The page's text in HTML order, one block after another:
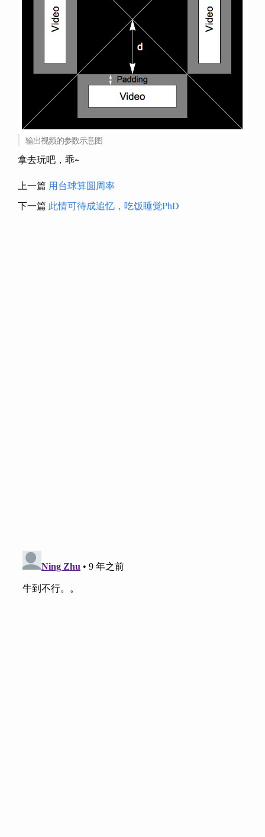
输出视频的参数示意图
拿去玩吧，乖~
上一篇 用台球算圆周率
下一篇 此情可待成追忆，吃饭睡觉PhD